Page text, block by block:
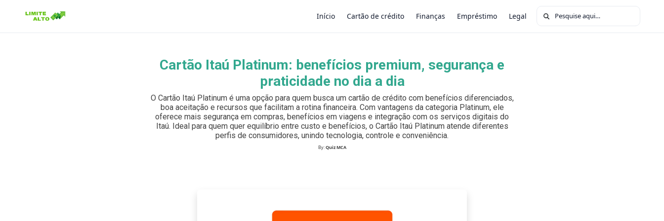
Início Cartão de crédito Finanças Empréstimo Legal Buscar por:
×
Pressione Enter para buscar ou ESC para fechar.
Cartão Itaú Platinum: benefícios premium, segurança e
praticidade no dia a dia
O Cartão Itaú Platinum é uma opção para quem busca um cartão de crédito com benefícios diferenciados,
boa aceitação e recursos que facilitam a rotina financeira. Com vantagens da categoria Platinum, ele
oferece mais segurança em compras, benefícios em viagens e integração com os serviços digitais do
Itaú. Ideal para quem quer equilíbrio entre custo e benefícios, o Cartão Itaú Platinum atende diferentes
perfis de consumidores, unindo tecnologia, controle e conveniência.
By:Quiz MCA